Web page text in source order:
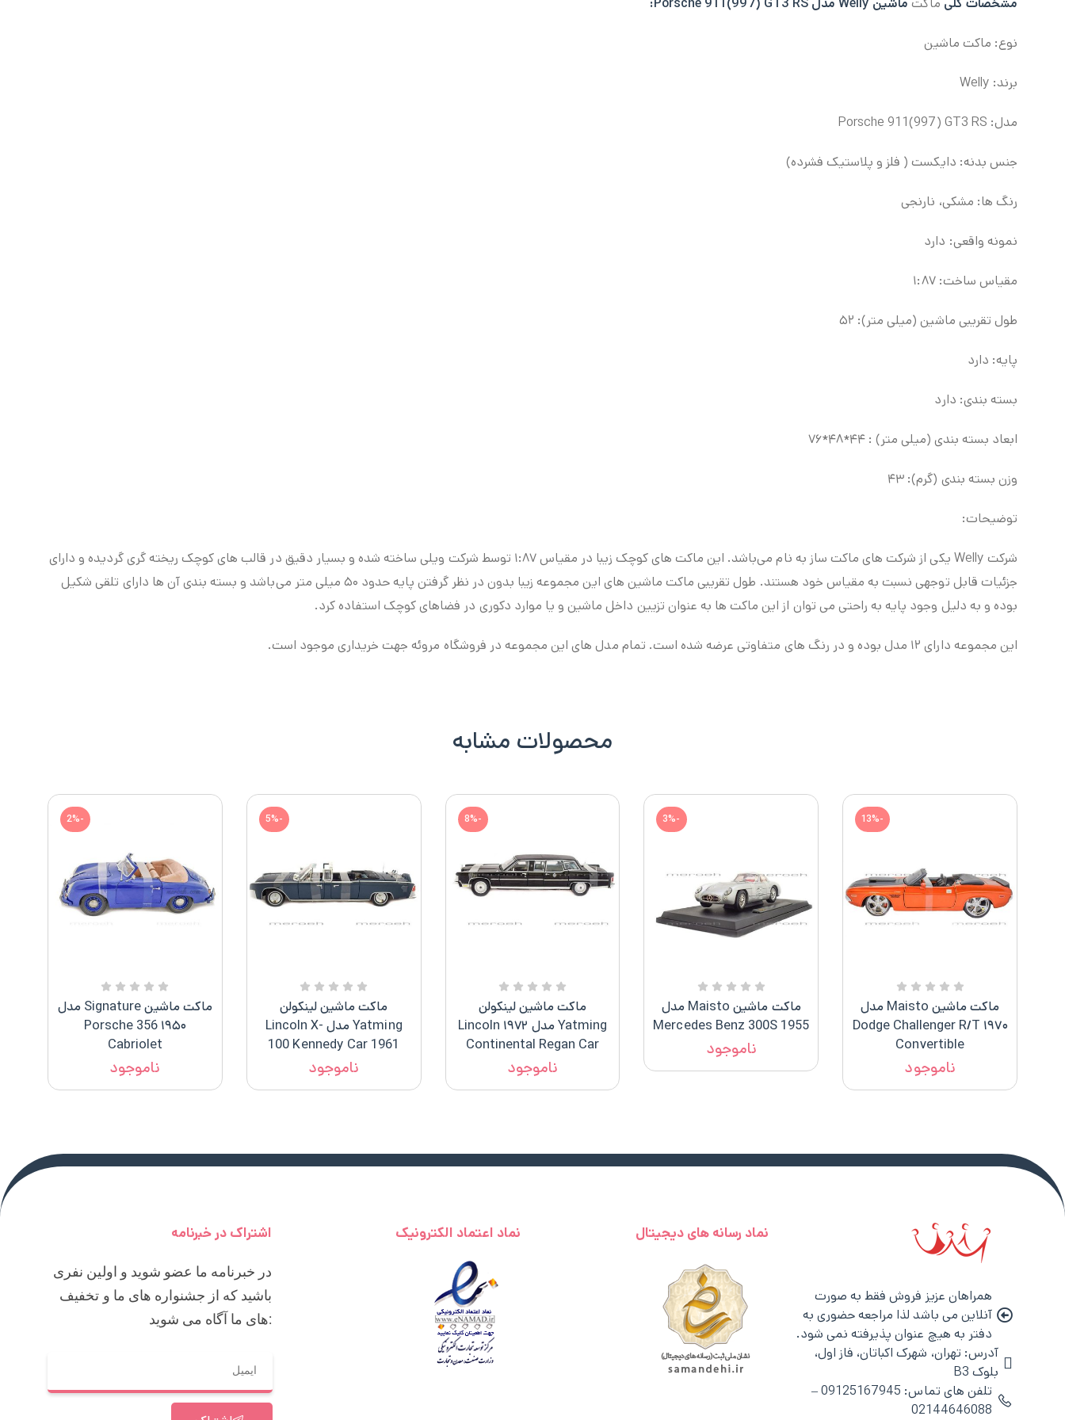
نوع: ماکت ماشین
برند: Welly
مدل: Porsche 911(997) GT3 RS
جنس بدنه: دایکست ( فلز و پلاستیک فشرده)
رنگ ها: مشکی، نارنجی
نمونه واقعی: دارد
مقیاس ساخت: ۱:۸۷
طول تقریبی ماشین (میلی متر): ۵۲
پایه: دارد
بسته بندی: دارد
ابعاد بسته بندی (میلی متر) : ۴۴*۴۸*۷۶
وزن بسته بندی (گرم): ۴۳
توضیحات:
شرکت Welly یکی از شرکت های ماکت ساز به نام می‌باشد. این ماکت های کوچک زیبا در مقیاس ۱:۸۷ توسط شرکت ویلی ساخته شده و بسیار دقیق در قالب های کوچک ریخته گری گردیده و دارای
جزئیات قابل توجهی نسبت به مقیاس خود هستند. طول تقریبی ماکت ماشین های این مجموعه زیبا بدون در نظر گرفتن پایه حدود ۵۰ میلی متر می‌باشد و بسته بندی آن ها دارای تلقی شکیل
بوده و به دلیل وجود پایه به راحتی می توان از این ماکت ها به عنوان تزیین داخل ماشین و یا موارد دکوری در فضاهای کوچک استفاده کرد.
این مجموعه دارای ۱۲ مدل بوده و در رنگ های متفاوتی عرضه شده است. تمام مدل های این مجموعه در فروشگاه مروئه جهت خریداری موجود است.
محصولات مشابه
-13%
ماکت ماشین Maisto مدل
۱۹۷۰ Dodge Challenger R/t
Convertible
ناموجود
-3%
ماکت ماشین Maisto مدل
Mercedes Benz 300S 1955
ناموجود
-8%
ماکت ماشین لینکولن
Yatming مدل ۱۹۷۲ Lincoln
Continental Regan Car
ناموجود
-5%
ماکت ماشین لینکولن
Yatming مدل Lincoln X-
100 Kennedy Car 1961
ناموجود
-2%
ماکت ماشین Signature مدل
۱۹۵۰ Porsche 356
Cabriolet
ناموجود
همراهان عزیز فروش فقط به صورت
آنلاین می باشد لذا مراجعه حضوری به
دفتر به هیچ عنوان پذیرفته نمی شود.
آدرس: تهران، شهرک اکباتان، فاز اول،
بلوک B3
تلفن های تماس: 09125167945 –
02144646088
نماد رسانه های دیجیتال نماد اعتماد الکترونیک اشتراک در خبرنامه
در خبرنامه ما عضو شوید و اولین نفری
باشید که از جشنواره های ما و تخفیف
های ما آگاه می شوید: